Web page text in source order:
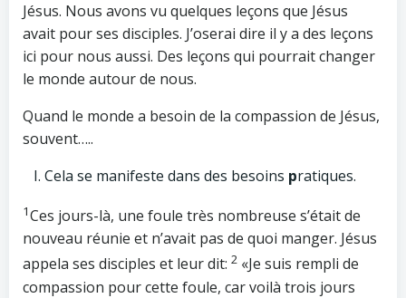
Jésus. Nous avons vu quelques leçons que Jésus
avait pour ses disciples. J’oserai dire il y a des leçons
ici pour nous aussi. Des leçons qui pourrait changer
le monde autour de nous.
Quand le monde a besoin de la compassion de Jésus,
souvent…..
Cela se manifeste dans des besoins pratiques.
1Ces jours-là, une foule très nombreuse s’était de
nouveau réunie et n’avait pas de quoi manger. Jésus
appela ses disciples et leur dit: 2 «Je suis rempli de
compassion pour cette foule, car voilà trois jours